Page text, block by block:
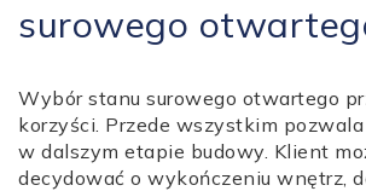
surowego
Wybór stanu surowego otwartego
korzyści. Przede wszystkim
w dalszym etapie budowy. Klient
decydować o wykończeniu wnętrz,